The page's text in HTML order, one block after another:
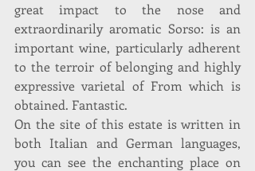
great impact to the nose and
extraordinarily aromatic Sorso: is an
important wine, particularly adherent
to the terroir of belonging and highly
expressive varietal of From which is
obtained. Fantastic.
On the site of this estate is written in
both Italian and German languages,
you can see the enchanting place on